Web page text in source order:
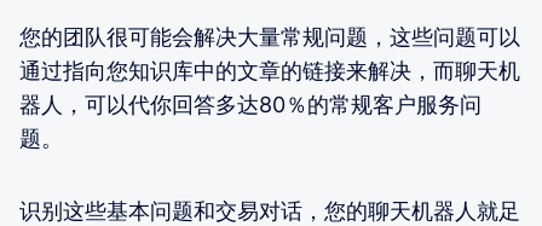
您的团队很可能会解决大量常规问题，这些问题可以
通过指向您知识库中的文章的链接来解决，而聊天机
器人，可以代你回答多达80％的常规客户服务问
题。
识别这些基本问题和交易对话，您的聊天机器人就足